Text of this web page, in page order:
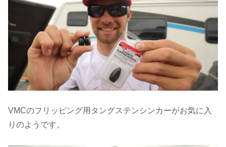
VMCのフリッピング用タングステンシンカーがお気に入
りのようです。